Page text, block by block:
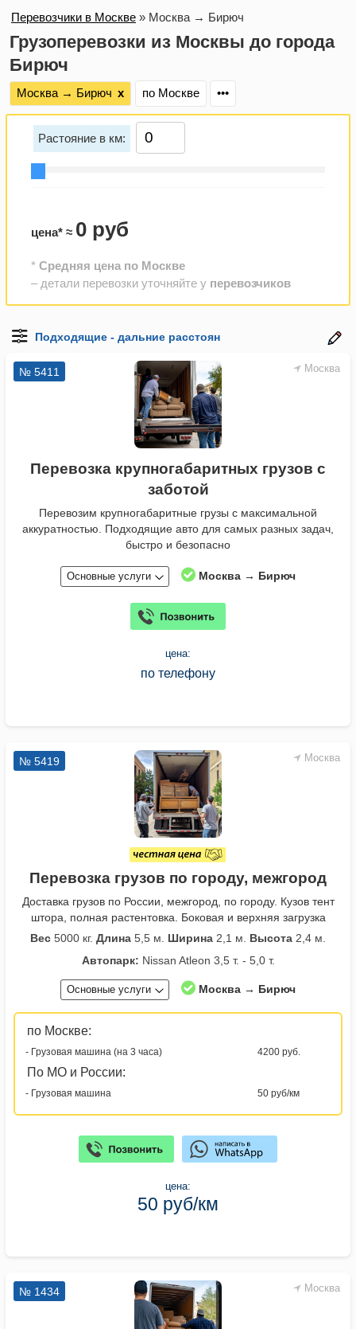
Перевозчики в Москве » Москва → Бирюч
Грузоперевозки из Москвы до города
Бирюч
Москва → Бирюч х по Москве •••
Растояние в км:
цена* ≈ 0 руб
* Средняя цена по Москве
– детали перевозки уточняйте у перевозчиков
Москва
№ 5411
Перевозка крупногабаритных грузов с
заботой
Перевозим крупногабаритные грузы с максимальной
аккуратностью. Подходящие авто для самых разных задач,
быстро и безопасно
Основные услуги Москва → Бирюч
цена:
по телефону
Москва
№ 5419
Перевозка грузов по городу, межгород
Доставка грузов по России, межгород, по городу. Кузов тент
штора, полная растентовка. Боковая и верхняя загрузка
Вес 5000 кг. Длина 5,5 м. Ширина 2,1 м. Высота 2,4 м.
Автопарк: Nissan Atleon 3,5 т. - 5,0 т.
Основные услуги Москва → Бирюч
по Москве:
- Грузовая машина (на 3 часа) 4200 руб.
По МО и России:
- Грузовая машина 50 руб/км
цена:
50 руб/км
Москва
№ 1434